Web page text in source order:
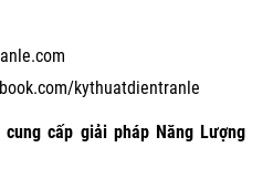
kythuatdientranle
cấp giải pháp Năng Lượng